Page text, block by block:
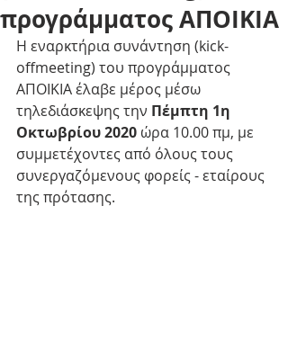
προγράμματος ΑΠΟΙΚΙΑ
Η εναρκτήρια συνάντηση (kick-
offmeeting) του προγράμματος
ΑΠΟΙΚΙΑ έλαβε μέρος μέσω
τηλεδιάσκεψης την Πέμπτη 1η
Οκτωβρίου 2020 ώρα 10.00 πμ, με
συμμετέχοντες από όλους τους
συνεργαζόμενους φορείς - εταίρους
της πρότασης.